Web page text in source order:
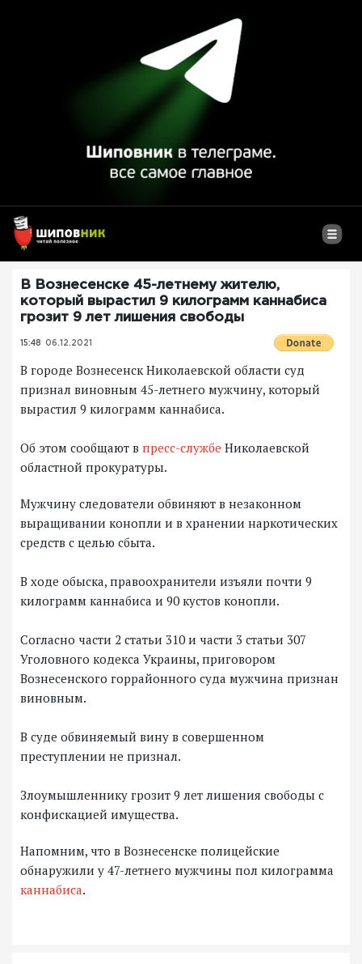
В Вознесенске 45-летнему жителю,
который вырастил 9 килограмм каннабиса
грозит 9 лет лишения свободы
15:48 06.12.2021
В городе Вознесенск Николаевской области суд
признал виновным 45-летнего мужчину, который
вырастил 9 килограмм каннабиса.
Об этом сообщают в пресс-службе Николаевской
областной прокуратуры.
Мужчину следователи обвиняют в незаконном
выращивании конопли и в хранении наркотических
средств с целью сбыта.
В ходе обыска, правоохранители изъяли почти 9
килограмм каннабиса и 90 кустов конопли.
Согласно части 2 статьи 310 и части 3 статьи 307
Уголовного кодекса Украины, приговором
Вознесенского горрайонного суда мужчина признан
виновным.
В суде обвиняемый вину в совершенном
преступлении не признал.
Злоумышленнику грозит 9 лет лишения свободы с
конфискацией имущества.
Напомним, что в Вознесенске полицейские
обнаружили у 47-летнего мужчины пол килограмма
каннабиса.